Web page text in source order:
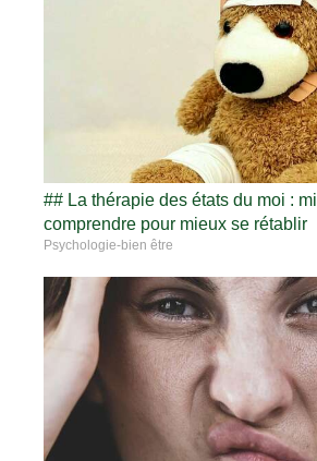
## La thérapie des états du moi :
comprendre pour mieux se rétablir
Psychologie-bien être